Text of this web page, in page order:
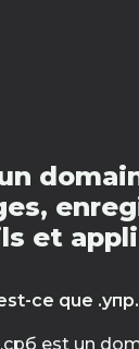
et
ce que
est un